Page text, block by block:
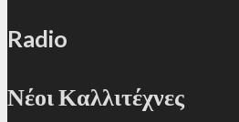
Radio
Νέοι Καλλιτέχνες